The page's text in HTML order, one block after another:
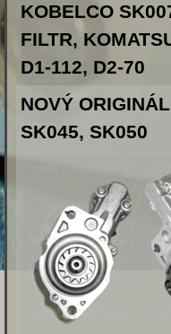
KOBELCO
FILTR,
D1-112, D2-70
NOVÝ
SK045, SK050